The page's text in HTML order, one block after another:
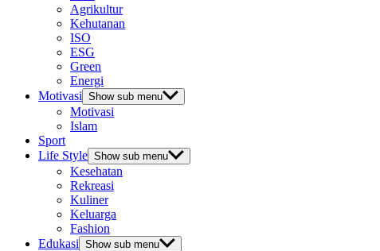
Agrikultur
Kehutanan
ISO
ESG
Green
Energi
Motivasi Show sub menu
Motivasi
Islam
Sport
Life Style Show sub menu
Kesehatan
Rekreasi
Kuliner
Keluarga
Fashion
Edukasi Show sub menu